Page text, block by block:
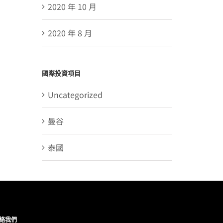
2020 年 10 月
2020 年 8 月
國際投資項目
Uncategorized
曼谷
泰國
我們